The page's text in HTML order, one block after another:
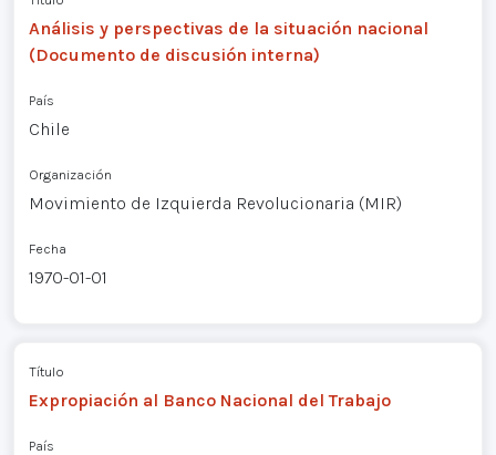
Análisis y perspectivas de la situación nacional
(Documento de discusión interna)
País
Chile
Organización
Movimiento de Izquierda Revolucionaria (MIR)
Fecha
1970-01-01
Título
Expropiación al Banco Nacional del Trabajo
País